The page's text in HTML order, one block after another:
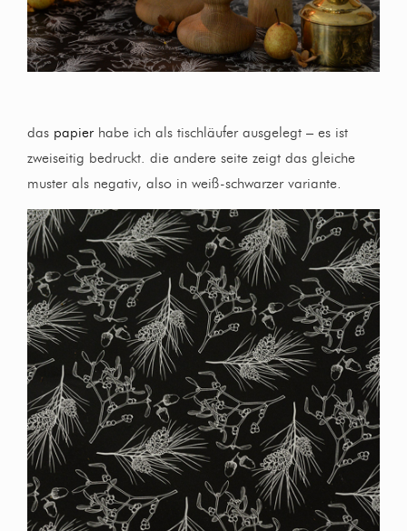
das papierhabe ich als tischläufer ausgelegt – es ist
zweiseitig bedruckt. die andere seite zeigt das gleiche
muster als negativ, also in weiß-schwarzer variante.